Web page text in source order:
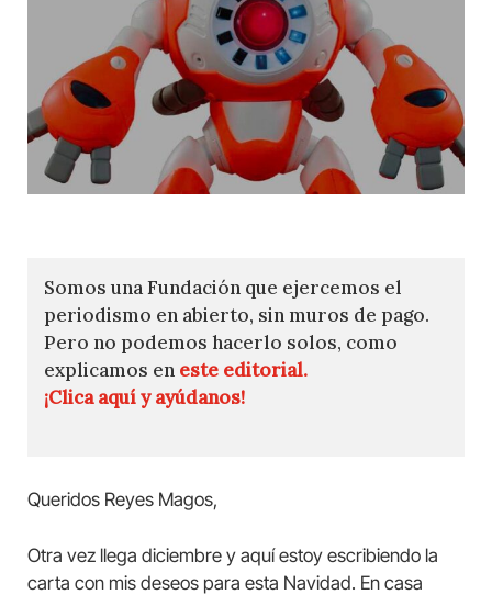
Somos una Fundación que ejercemos el
periodismo en abierto, sin muros de pago.
Pero no podemos hacerlo solos, como
explicamos en este editorial.
¡Clica aquí y ayúdanos!
Queridos Reyes Magos,
Otra vez llega diciembre y aquí estoy escribiendo la
carta con mis deseos para esta Navidad. En casa